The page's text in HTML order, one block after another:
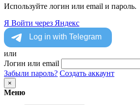
Используйте логин или email и пароль.
Я Войти через Яндекс
или
Логин или email
Забыли пароль? Создать аккаунт
×
Меню